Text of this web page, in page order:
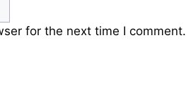
for the next time I comment.